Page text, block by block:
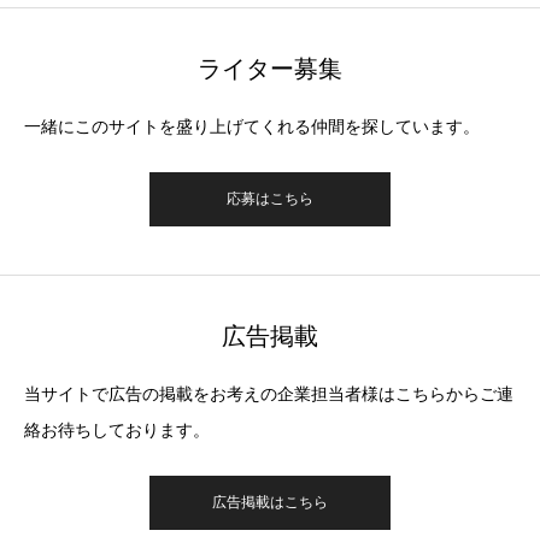
ライター募集
一緒にこのサイトを盛り上げてくれる仲間を探しています。
応募はこちら
広告掲載
当サイトで広告の掲載をお考えの企業担当者様はこちらからご連
絡お待ちしております。
広告掲載はこちら